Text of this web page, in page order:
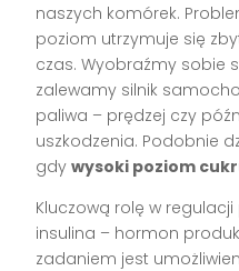
naszych komórek.
poziom utrzymuje się
czas. Wyobraźmy sobie
zalewamy silnik
paliwa – prędzej czy
uszkodzenia. Podobnie
gdywysoki poziom
Kluczową rolę w
insulina – hormon
zadaniem jest